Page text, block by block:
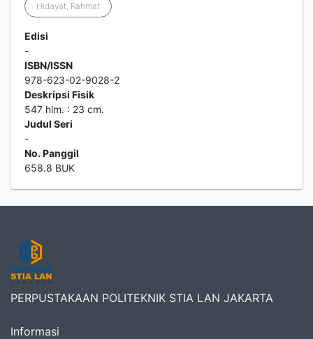
Hidayat, Rahmat
Edisi
-
ISBN/ISSN
978-623-02-9028-2
Deskripsi Fisik
547 hlm. : 23 cm.
Judul Seri
-
No. Panggil
658.8 BUK
PERPUSTAKAAN POLITEKNIK STIA LAN JAKARTA
Informasi